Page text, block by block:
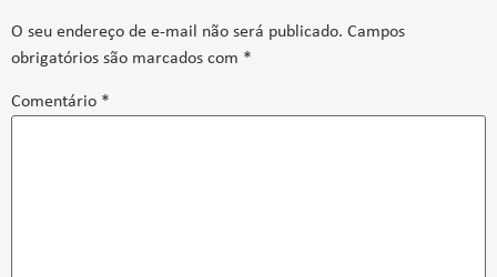
O seu endereço de e-mail não será publicado. Campos
obrigatórios são marcados com *
Comentário *